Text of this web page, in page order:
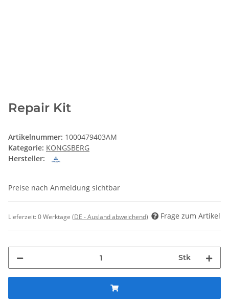
Repair Kit
Artikelnummer: 1000479403AM
Kategorie: KONGSBERG
Hersteller:
Preise nach Anmeldung sichtbar
Lieferzeit:0 Werktage (DE - Ausland abweichend) Frage zum Artikel
Stk